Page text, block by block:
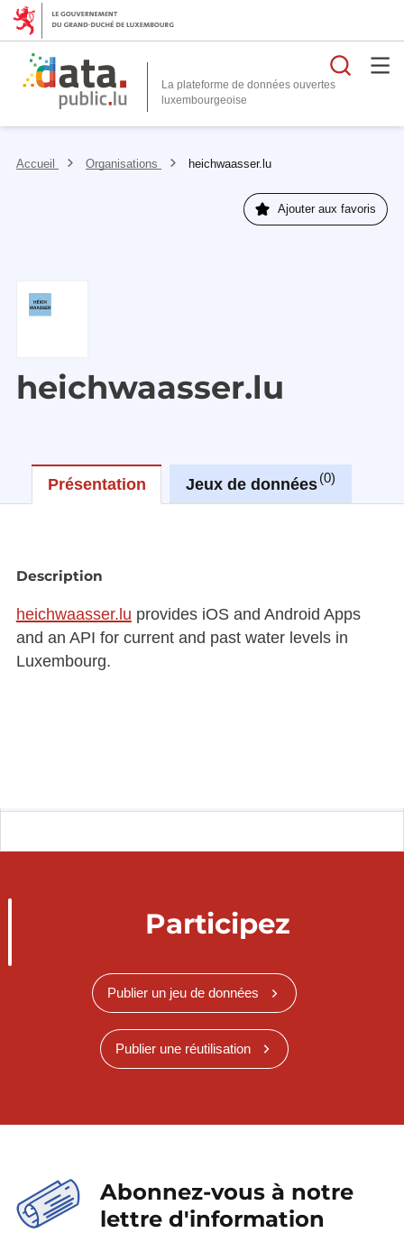
La plateforme de données ouvertes
Accueil Organisations heichwaasser.lu
Ajouter aux favoris
heichwaasser.lu
Présentation Jeux de données 0
Description
heichwaasser.lu provides iOS and Android Apps
and an API for current and past water levels in
Luxembourg.
Participez
Publier un jeu de données
Publier une réutilisation
Abonnez-vous à notre
lettre d'information